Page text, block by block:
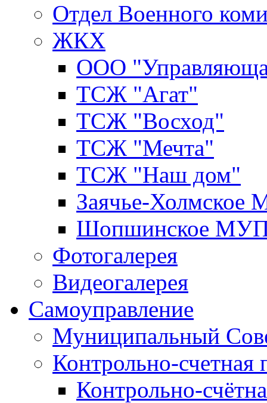
Отдел Военного
ЖКХ
ООО
ТСЖ "Агат"
ТСЖ "Восход"
ТСЖ "Мечта"
ТСЖ "Наш дом"
Заячье-
Шопшинское
Фотогалерея
Видеогалерея
Самоуправление
Муниципальный
Контрольно-счетная
Контрольно-